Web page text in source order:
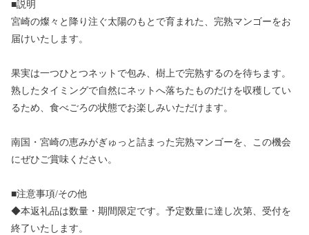
■説明
宮崎の燦々と降り注ぐ太陽のもとで育まれた、完熟マンゴーをお
届けいたします。
果実は一つひとつネットで包み、樹上で完熟するのを待ちます。
熟したタイミングで自然にネットへ落ちたものだけを収穫してい
るため、食べごろの状態でお楽しみいただけます。
南国・宮崎の恵みがぎゅっと詰まった完熟マンゴーを、この機会
にぜひご賞味ください。
■注意事項/その他
◆本返礼品は数量・期間限定です。予定数量に達し次第、受付を
終了いたします。